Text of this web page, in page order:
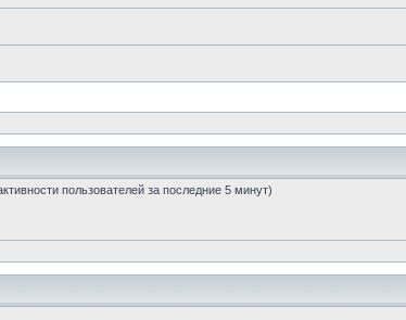
пользователей за последние 5 минут)